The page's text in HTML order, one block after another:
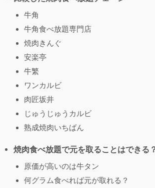
牛角
牛角食べ放題専門店
焼肉きんぐ
安楽亭
牛繁
ワンカルビ
肉匠坂井
じゅうじゅうカルビ
熟成焼肉いちばん
焼肉食べ放題で元を取ることはできる
原価が高いのは牛タン
何グラム食べれば元が取れる？